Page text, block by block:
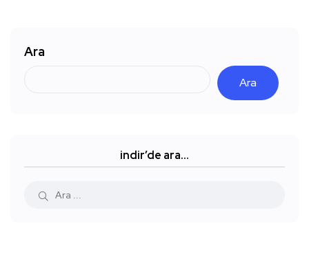
Ara
Ara
indir’de ara…